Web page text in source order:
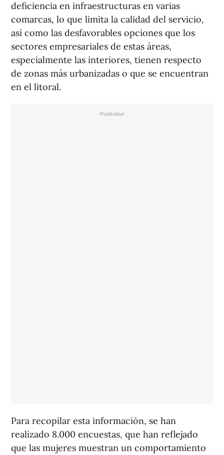
deficiencia en infraestructuras en varias
comarcas, lo que limita la calidad del servicio,
así como las desfavorables opciones que los
sectores empresariales de estas áreas,
especialmente las interiores, tienen respecto
de zonas más urbanizadas o que se encuentran
en el litoral.
Para recopilar esta información, se han
realizado 8.000 encuestas, que han reflejado
que las mujeres muestran un comportamiento